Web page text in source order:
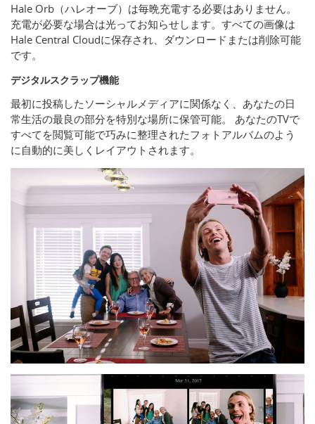
Hale Orb（ハレオーブ）は毎晩充電する必要はありません。
充電が必要な場合は光ってお知らせします。すべての画像は
Hale Central Cloudに保存され、ダウンロードまたは削除可能
です。
デジタルスクラップ機能
最初に投稿したソーシャルメディアに関係なく、あなたの日
常生活の最良の部分を特別な場所に保管可能。 あなたのTVで
すべてを閲覧可能で巧みに整理されたフォトアルバムのよう
に自動的に美しくレイアウトされます。